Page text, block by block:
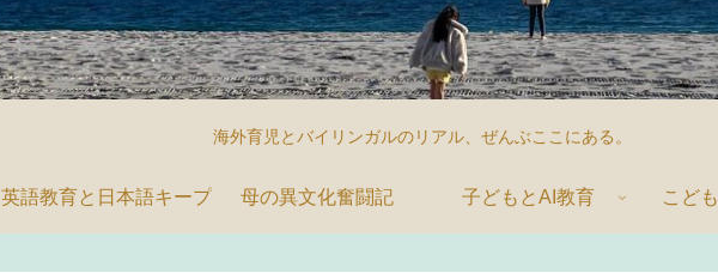
海外育児とバイリンガルのリアル、ぜんぶここにある。
英語教育と日本語キープ 母の異文化奮闘記 子どもとAI教育 こど